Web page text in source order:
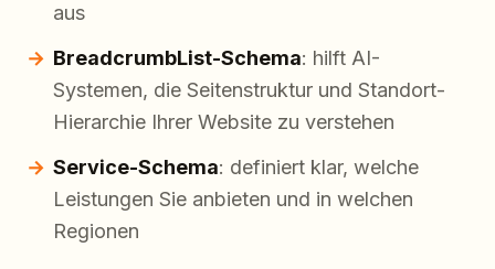
aus
BreadcrumbList-Schema: hilft AI-
Systemen, die Seitenstruktur und Standort-
Hierarchie Ihrer Website zu verstehen
Service-Schema: definiert klar, welche
Leistungen Sie anbieten und in welchen
Regionen